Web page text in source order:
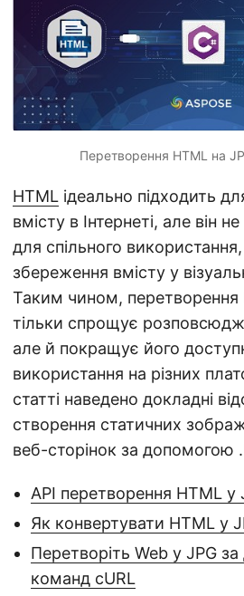
Перетворення HTML на
HTML ідеально підходить
вмісту в Інтернеті, але він
для спільного
збереження вмісту у
Таким чином, перетворення
тільки спрощує
але й покращує його
використання на різних
статті наведено докладні
створення статичних
веб-сторінок за допомогою
API перетворення HTML у
Як конвертувати HTML у
Перетворіть Web у JPG
команд cURL